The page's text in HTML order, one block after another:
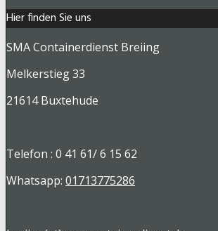
Hier finden Sie uns
SMA Containerdienst Breiing
Melkerstieg 33
21614 Buxtehude
Telefon : 0 41 61/ 6 15 62
Whatsapp: 01713775286